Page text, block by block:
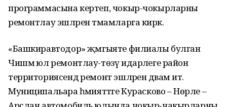
программасына кертеп, чокыр-чокырларны
ремонтлау эшләрен тәмамларга кирәк.
«Башкиравтодор» җәмгыяте филиалы булган
Чишмә юл ремонтлау-төзү идарәлеге район
территориясендә ремонт эшләрен дәвам итә.
Муниципальара әһәмияттәге Курасково – Нөрле –